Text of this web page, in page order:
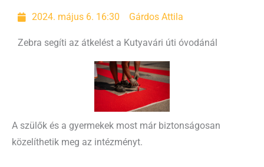
2024. május 6. 16:30 Gárdos Attila
Zebra segíti az átkelést a Kutyavári úti óvodánál
A szülők és a gyermekek most már biztonságosan
közelíthetik meg az intézményt.